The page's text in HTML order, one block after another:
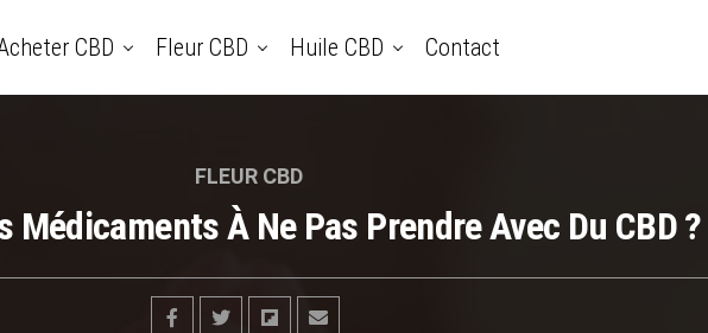
CBD Fleur CBD Huile CBD Contact
FLEUR CBD
Médicaments À Ne Pas Prendre Avec Du CBD ?